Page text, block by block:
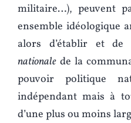
militaire…), peuvent
ensemble idéologique
alors d’établir et de
nationale de la
pouvoir politique
indépendant mais à
d’une plus ou moins